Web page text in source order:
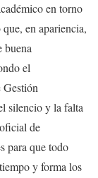
en torno
en apariencia,
buena
el
Gestión
silencio y la falta
de
para que todo
y forma los